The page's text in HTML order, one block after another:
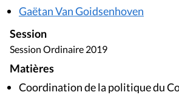
Gaëtan Van Goidsenhoven
Session
Session Ordinaire 2019
Matières
Coordination de la politique du